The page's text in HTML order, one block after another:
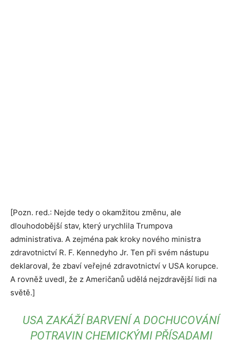
[Pozn. red.: Nejde tedy o okamžitou změnu, ale
dlouhodobější stav, který urychlila Trumpova
administrativa. A zejména pak kroky nového ministra
zdravotnictví R. F. Kennedyho Jr. Ten při svém nástupu
deklaroval, že zbaví veřejné zdravotnictví v USA korupce.
A rovněž uvedl, že z Američanů udělá nejzdravější lidi na
světě.]
USA ZAKÁŽÍ BARVENÍ A DOCHUCOVÁNÍ
POTRAVIN CHEMICKÝMI PŘÍSADAMI